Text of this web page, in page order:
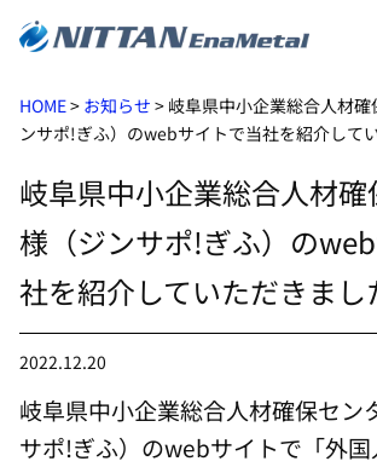
HOME> お知らせ > 岐阜県中小企業総合人材
ンサポ!ぎふ）のwebサイトで当社を紹介して
岐阜県中小企業総合人材確
様（ジンサポ!ぎふ）の
社を紹介していただきまし
2022.12.20
岐阜県中小企業総合人材確保セン
サポ!ぎふ）のwebサイトで「外